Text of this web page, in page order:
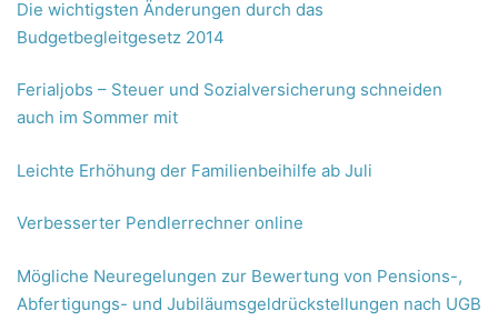
Die wichtigsten Änderungen durch das
Budgetbegleitgesetz 2014
Ferialjobs – Steuer und Sozialversicherung schneiden
auch im Sommer mit
Leichte Erhöhung der Familienbeihilfe ab Juli
Verbesserter Pendlerrechner online
Mögliche Neuregelungen zur Bewertung von Pensions-,
Abfertigungs- und Jubiläumsgeldrückstellungen nach UGB